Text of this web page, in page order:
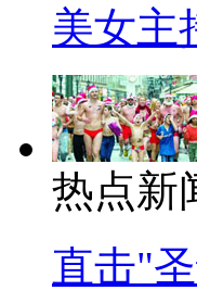
美女主
热点新
直击"